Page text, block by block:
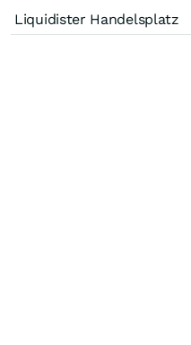
Liquidister Handelsplatz